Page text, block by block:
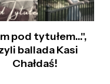
pod tytułem…",
ballada Kasi
Chałdaś!